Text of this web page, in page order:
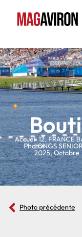
Accueil
»
Photos
»12,FRANCE
LONGS
2025,Octobre
Photo précédente